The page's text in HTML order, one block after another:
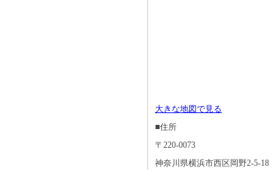
大きな地図で見る
■住所
〒220-0073
神奈川県横浜市西区岡野2-5-18